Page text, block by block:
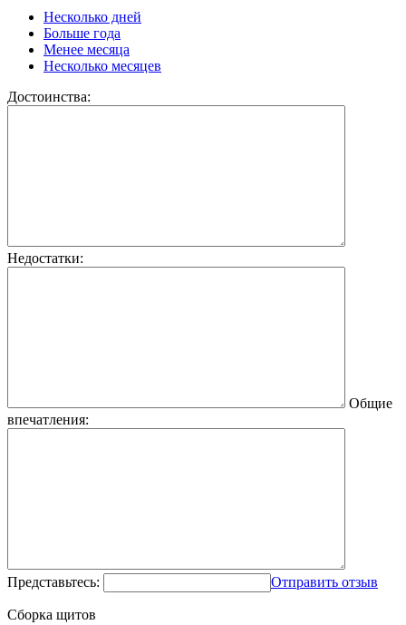
Несколько дней
Больше года
Менее месяца
Несколько месяцев
Достоинства:
Недостатки:
Общие
впечатления:
Представьтесь: Отправить отзыв
Сборка щитов